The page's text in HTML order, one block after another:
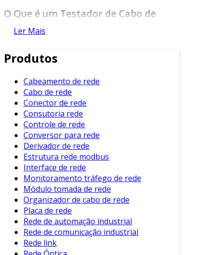
O Que é um Testador de Cabo de
Rede?
que verifica a continuidade, a polaridade e a
Ethernet. Ele é projetado para identificar falhas
que podem ocorrer durante a instalação, além
de ajudar na manutenção da rede.
Além disso, existem vários tipos de testadores
no mercado. Entre eles, destacam-se os
testadores básicos e os testadores avançados,
que possuem funcionalidades mais complexas.
Cada um atende a diferentes necessidades e
orçamentos.
Benefícios do Uso de um Testador de
Cabo de Rede
Entre os principais benefícios do uso de um
testador de cabo de rede, destacam-se:
Ler Mais
Produtos
Cabeamento de rede
Cabo de rede
Conector de rede
Consutoria rede
Controle de rede
Conversor para rede
Derivador de rede
Estrutura rede modbus
Interface de rede
Monitoramento tráfego de rede
Módulo tomada de rede
Organizador de cabo de rede
Placa de rede
Rede de automação industrial
Rede de comunicação industrial
Rede link